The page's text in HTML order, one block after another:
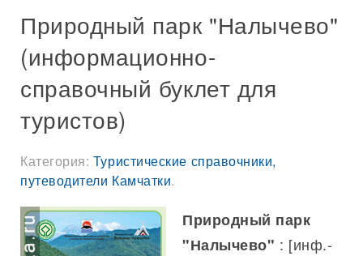
Природный парк "Налычево"
(информационно-
справочный буклет для
туристов)
Категория: Туристические справочники,
путеводители Камчатки.
Природный парк
"Налычево" : [инф.-